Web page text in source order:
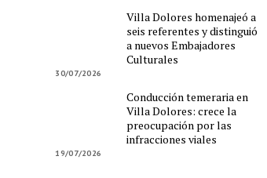
Villa Dolores homenajeó a
seis referentes y distinguió
a nuevos Embajadores
Culturales
30/07/2026
Conducción temeraria en
Villa Dolores: crece la
preocupación por las
infracciones viales
19/07/2026